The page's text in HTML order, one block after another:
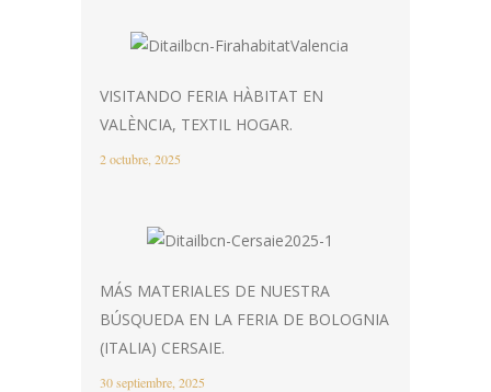
VISITANDO FERIA HÀBITAT EN
VALÈNCIA, TEXTIL HOGAR.
2 octubre, 2025
MÁS MATERIALES DE NUESTRA
BÚSQUEDA EN LA FERIA DE BOLOGNIA
(ITALIA) CERSAIE.
30 septiembre, 2025